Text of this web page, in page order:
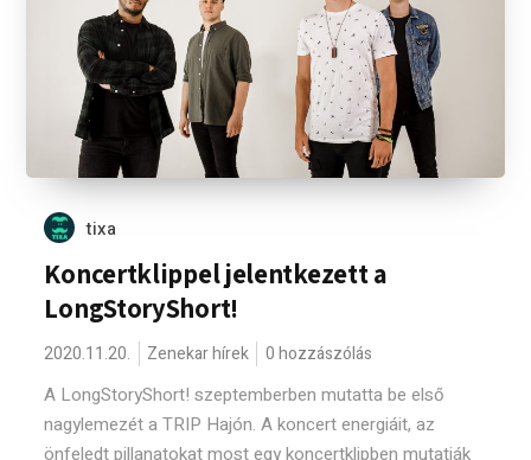
tixa
Koncertklippel jelentkezett a
LongStoryShort!
2020.11.20. Zenekar hírek 0 hozzászólás
A LongStoryShort! szeptemberben mutatta be első
nagylemezét a TRIP Hajón. A koncert energiáit, az
önfeledt pillanatokat most egy koncertklipben mutatják